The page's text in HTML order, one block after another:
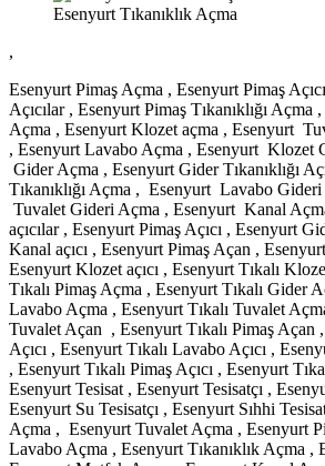
Esenyurt Tıkanıklık Açma
,
Esenyurt Pimaş Açma , Esenyurt Pimaş
Açıcılar , Esenyurt Pimaş Tıkanıklığı
Açma , Esenyurt Klozet açma , Esenyurt
, Esenyurt Lavabo Açma , Esenyurt Klozet
Gider Açma , Esenyurt Gider Tıkanıklığı
Tıkanıklığı Açma , Esenyurt Lavabo
Tuvalet Gideri Açma , Esenyurt Kanal
açıcılar , Esenyurt Pimaş Açıcı , Esenyurt
Kanal açıcı , Esenyurt Pimaş Açan , Esenyurt
Esenyurt Klozet açıcı , Esenyurt Tıkalı
Tıkalı Pimaş Açma , Esenyurt Tıkalı Gider
Lavabo Açma , Esenyurt Tıkalı Tuvalet
Tuvalet Açan , Esenyurt Tıkalı Pimaş Açan
Açıcı , Esenyurt Tıkalı Lavabo Açıcı ,
, Esenyurt Tıkalı Pimaş Açıcı , Esenyurt
Esenyurt Tesisat , Esenyurt Tesisatçı ,
Esenyurt Su Tesisatçı , Esenyurt Sıhhi
Açma , Esenyurt Tuvalet Açma , Esenyurt
Lavabo Açma , Esenyurt Tıkanıklık Açma ,